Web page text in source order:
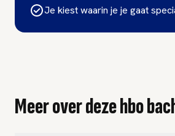
Je kiest waarin je je gaat
Meer over deze hbo